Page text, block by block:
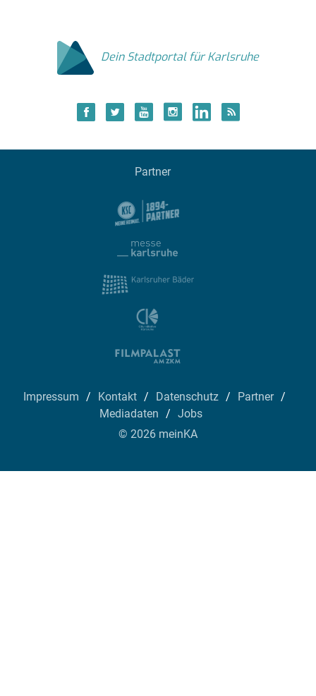
Dein Stadtportal für Karlsruhe
Partner
Impressum Kontakt Datenschutz
Partner
Mediadaten
Jobs
© 2026 meinKA